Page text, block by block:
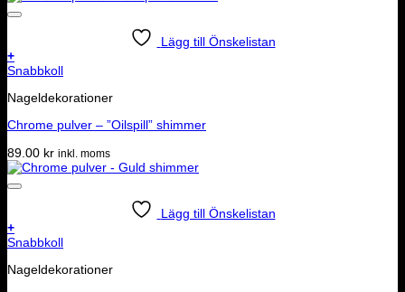
Lägg till Önskelistan
+
Snabbkoll
Nageldekorationer
Chrome pulver – ”Oilspill” shimmer
89.00 kr inkl. moms
Lägg till Önskelistan
+
Snabbkoll
Nageldekorationer